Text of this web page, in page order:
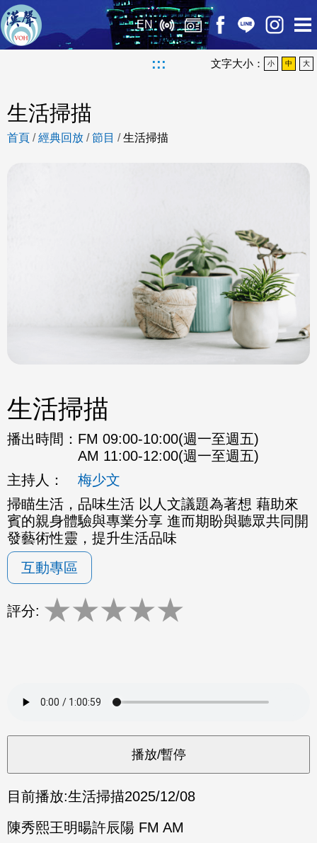
EN
::: 文字大小： 小 中 大
生活掃描
首頁 /經典回放 /節目 /生活掃描
生活掃描
播出時間： FM 09:00-10:00(週一至週五)
AM 11:00-12:00(週一至週五)
主持人：
梅少文
掃瞄生活，品味生活 以人文議題為著想 藉助來
賓的親身體驗與專業分享 進而期盼與聽眾共同開
發藝術性靈，提升生活品味
互動專區
評分: ★★★★★
目前播放:生活掃描2025/12/08
陳秀熙王明暘許辰陽 FM AM